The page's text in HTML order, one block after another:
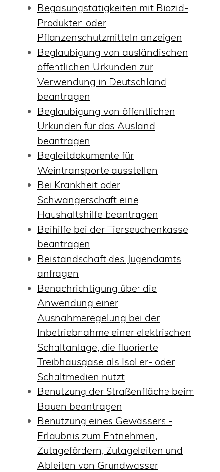
Begasungstätigkeiten mit Biozid-
Produkten oder
Pflanzenschutzmitteln anzeigen
Beglaubigung von ausländischen
öffentlichen Urkunden zur
Verwendung in Deutschland
beantragen
Beglaubigung von öffentlichen
Urkunden für das Ausland
beantragen
Begleitdokumente für
Weintransporte ausstellen
Bei Krankheit oder
Schwangerschaft eine
Haushaltshilfe beantragen
Beihilfe bei der Tierseuchenkasse
beantragen
Beistandschaft des Jugendamts
anfragen
Benachrichtigung über die
Anwendung einer
Ausnahmeregelung bei der
Inbetriebnahme einer elektrischen
Schaltanlage, die fluorierte
Treibhausgase als Isolier- oder
Schaltmedien nutzt
Benutzung der Straßenfläche beim
Bauen beantragen
Benutzung eines Gewässers -
Erlaubnis zum Entnehmen,
Zutagefördern, Zutageleiten und
Ableiten von Grundwasser